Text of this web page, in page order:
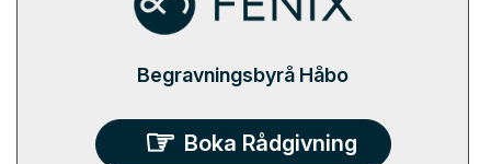
Begravningsbyrå Håbo
Boka Rådgivning